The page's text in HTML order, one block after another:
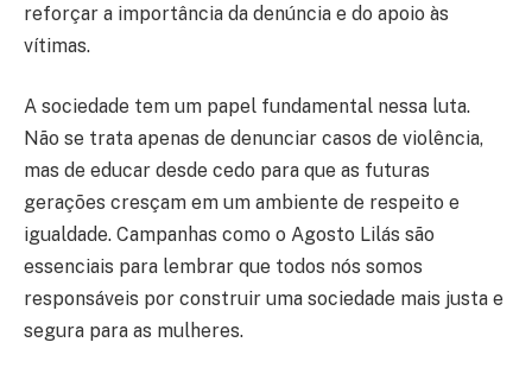
reforçar a importância da denúncia e do apoio às
vítimas.
A sociedade tem um papel fundamental nessa luta.
Não se trata apenas de denunciar casos de violência,
mas de educar desde cedo para que as futuras
gerações cresçam em um ambiente de respeito e
igualdade. Campanhas como o Agosto Lilás são
essenciais para lembrar que todos nós somos
responsáveis por construir uma sociedade mais justa e
segura para as mulheres.